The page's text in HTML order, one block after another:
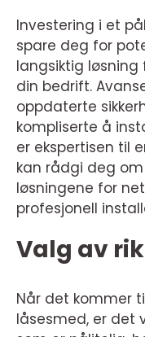
Investering i et
spare deg for
langsiktig
din bedrift.
oppdaterte
kompliserte å
er ekspertisen til
kan rådgi deg
løsningene for
profesjonell
Valg av
Når det kommer
låsesmed, er det